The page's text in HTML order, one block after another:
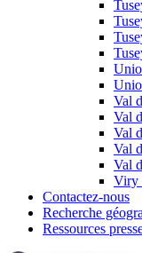
Val
Val
Val
Val
Val
Viry
Contactez-nous
Recherche
Ressources